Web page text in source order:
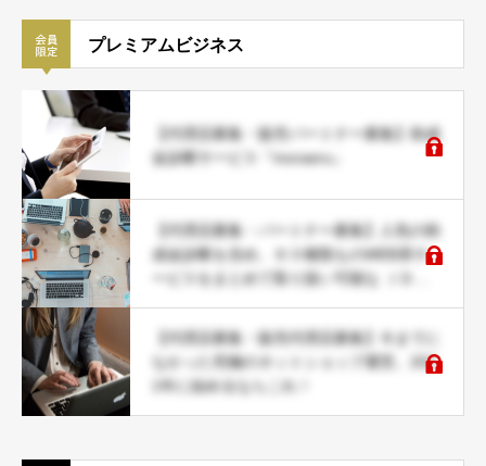
プレミアムビジネス
【代理店募集・販売パートナー募集】助成
金診断サービス『moraeru』
【代理店募集・パートナー募集】人気の助
成金診断を含め、６０種類ものWEB系サ
ービスをまとめて取り扱い可能な ＪＤネ
【代理店募集・販売代理店募集】今までに
なかった究極のネットショップ運営。202
1年に始めるならこれ！